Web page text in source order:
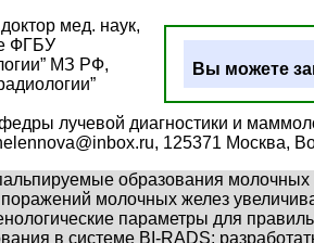
Вы можете
мед. наук,
ФГБУ
МЗ РФ,
лучевой диагностики и
125371 Москва,
образования
молочных желез
параметры для
в системе BI-RADS;